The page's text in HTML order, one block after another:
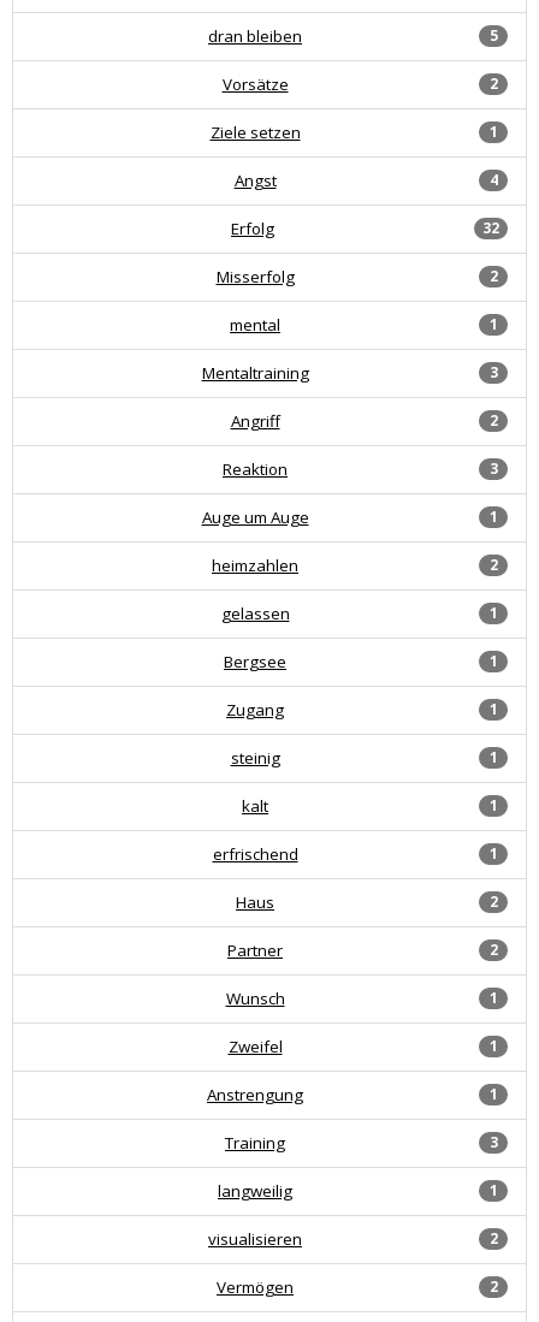
5
dran bleiben
2
Vorsätze
1
Ziele setzen
4
Angst
32
Erfolg
2
Misserfolg
1
mental
3
Mentaltraining
2
Angriff
3
Reaktion
1
Auge um Auge
2
heimzahlen
1
gelassen
1
Bergsee
1
Zugang
1
steinig
1
kalt
1
erfrischend
2
Haus
2
Partner
1
Wunsch
1
Zweifel
1
Anstrengung
3
Training
1
langweilig
2
visualisieren
2
Vermögen